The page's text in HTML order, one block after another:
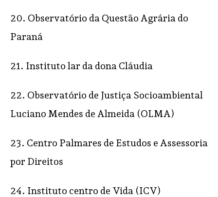
20. Observatório da Questão Agrária do
Paraná
21. Instituto lar da dona Cláudia
22. Observatório de Justiça Socioambiental
Luciano Mendes de Almeida (OLMA)
23. Centro Palmares de Estudos e Assessoria
por Direitos
24. Instituto centro de Vida (ICV)